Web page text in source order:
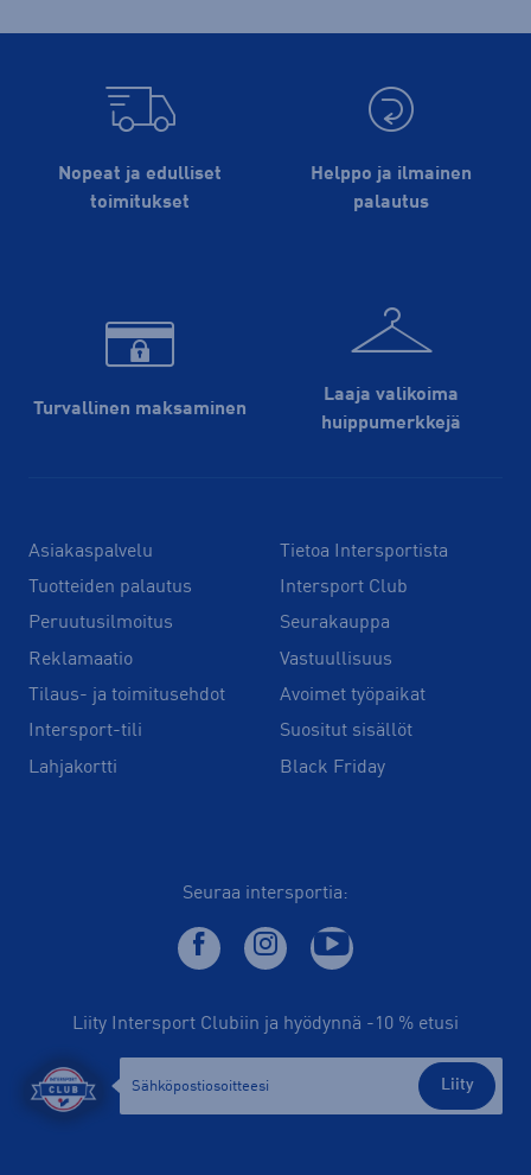
Nopeat ja edulliset
toimitukset
Helppo ja ilmainen
palautus
Turvallinen maksaminen
Laaja valikoima
huippu­merkkejä
Asiakaspalvelu
Tuotteiden palautus
Peruutusilmoitus
Reklamaatio
Tilaus- ja toimitusehdot
Intersport-tili
Lahjakortti
Tietoa Intersportista
Intersport Club
Seurakauppa
Vastuullisuus
Avoimet työpaikat
Suositut sisällöt
Black Friday
Seuraa intersportia:
Liity Intersport Clubiin ja hyödynnä -10 % etusi
Liity